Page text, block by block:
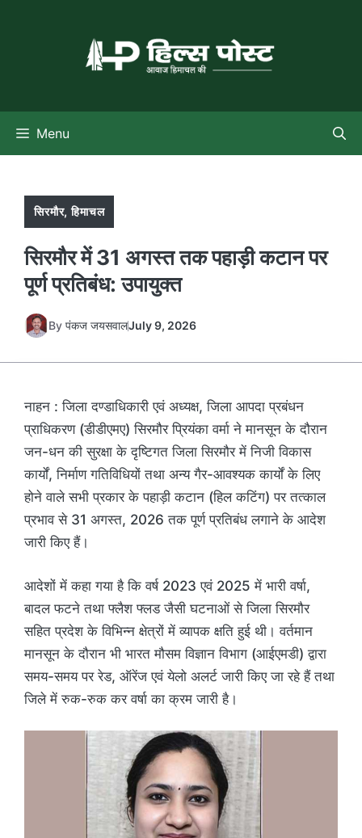
Menu
सिरमौर,हिमाचल
सिरमौर में 31 अगस्त तक पहाड़ी कटान पर
पूर्ण प्रतिबंध: उपायुक्त
By पंकज जयसवालJuly 9, 2026
नाहन : जिला दण्डाधिकारी एवं अध्यक्ष, जिला आपदा प्रबंधन
प्राधिकरण (डीडीएमए) सिरमौर प्रियंका वर्मा ने मानसून के दौरान
जन-धन की सुरक्षा के दृष्टिगत जिला सिरमौर में निजी विकास
कार्यों, निर्माण गतिविधियों तथा अन्य गैर-आवश्यक कार्यों के लिए
होने वाले सभी प्रकार के पहाड़ी कटान (हिल कटिंग) पर तत्काल
प्रभाव से 31 अगस्त, 2026 तक पूर्ण प्रतिबंध लगाने के आदेश
जारी किए हैं।
आदेशों में कहा गया है कि वर्ष 2023 एवं 2025 में भारी वर्षा,
बादल फटने तथा फ्लैश फ्लड जैसी घटनाओं से जिला सिरमौर
सहित प्रदेश के विभिन्न क्षेत्रों में व्यापक क्षति हुई थी। वर्तमान
मानसून के दौरान भी भारत मौसम विज्ञान विभाग (आईएमडी) द्वारा
समय-समय पर रेड, ऑरेंज एवं येलो अलर्ट जारी किए जा रहे हैं तथा
जिले में रुक-रुक कर वर्षा का क्रम जारी है।